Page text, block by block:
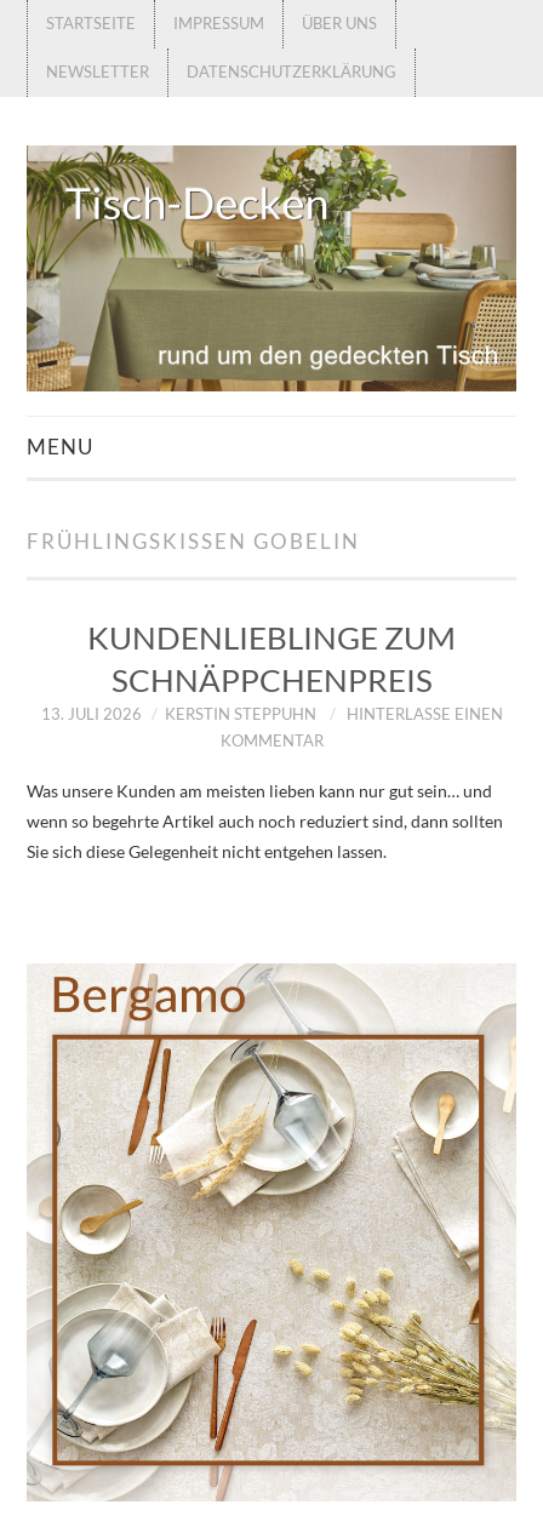
STARTSEITE IMPRESSUM ÜBER UNS
NEWSLETTER DATENSCHUTZERKLÄRUNG
MENU
ÜBER UNS
ZUM SHOP
DATENSCHUTZERKLÄRUNG
FRÜHLINGSKISSEN GOBELIN
KUNDENLIEBLINGE ZUM
SCHNÄPPCHENPREIS
13. JULI 2026 KERSTIN STEPPUHN
HINTERLASSE EINEN
KOMMENTAR
Was unsere Kunden am meisten lieben kann nur gut sein… und
wenn so begehrte Artikel auch noch reduziert sind, dann sollten
Sie sich diese Gelegenheit nicht entgehen lassen.